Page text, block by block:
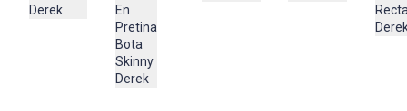
98%algodón,2%spandex
Derek
En
Pretina
Bota
Skinny
Derek